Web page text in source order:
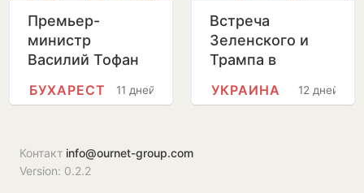
Премьер-
министр
Василий Тофан
официальный11 дней
БУХАРЕСТ
Встреча
Зеленского и
Трампа в
пройдет без12 дней
УКРАИНА
Контакт info@ournet-group.com
Version: 0.2.2